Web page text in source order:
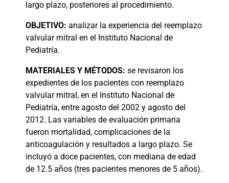
largo plazo, posteriores al procedimiento.
OBJETIVO: analizar la experiencia del reemplazo
valvular mitral en el Instituto Nacional de
Pediatría.
MATERIALES Y MÉTODOS: se revisaron los
expedientes de los pacientes con reemplazo
valvular mitral, en el Instituto Nacional de
Pediatría, entre agosto del 2002 y agosto del
2012. Las variables de evaluación primaria
fueron mortalidad, complicaciones de la
anticoagulación y resultados a largo plazo. Se
incluyó a doce pacientes, con mediana de edad
de 12.5 años (tres pacientes menores de 5 años).